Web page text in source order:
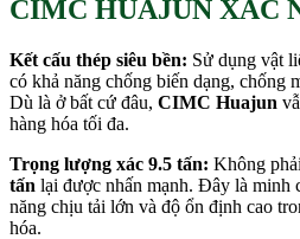
CIMC HUAJUN XÁC
Kết cấu thép siêu bền: Sử dụng vật
có khả năng chống biến dạng, chống
Dù là ở bất cứ đâu, CIMC Huajun
hàng hóa tối đa.
Trọng lượng xác 9.5 tấn: Không
tấn lại được nhấn mạnh. Đây là minh
năng chịu tải lớn và độ ổn định cao
hóa.